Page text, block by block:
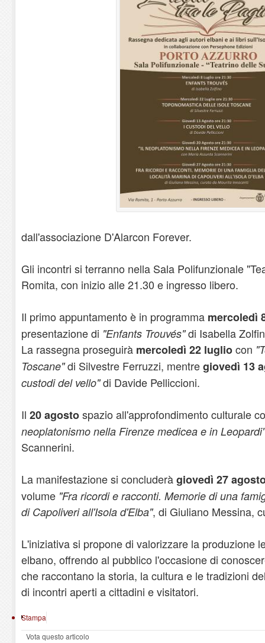
dall'associazione D'Alarcon Forever.
Gli incontri si terranno nella Sala Polifunzionale
Romita, con inizio alle 21.30 e ingresso libero.
Il primo appuntamento è in programma mercoledì
presentazione di "Enfants Trouvés"di Isabella
La rassegna proseguirà mercoledì 22 lugliocon
Toscane"di Silvestre Ferruzzi, mentregiovedì 13
custodi del vello"di Davide Pelliccioni.
Il 20 agostospazio all'approfondimento culturale
neoplatonismo nella Firenze medicea e in Leopardi"
Scannerini.
La manifestazione si concluderàgiovedì 27
volume "Fra ricordi e racconti. Memorie di una
di Capoliveri all'Isola d'Elba", di Giuliano Messina,
L'iniziativa si propone di valorizzare la produzione
elbano, offrendo al pubblico l'occasione di
che raccontano la storia, la cultura e le tradizioni
di incontri aperti a cittadini e visitatori.
Stampa
Vota questo articolo